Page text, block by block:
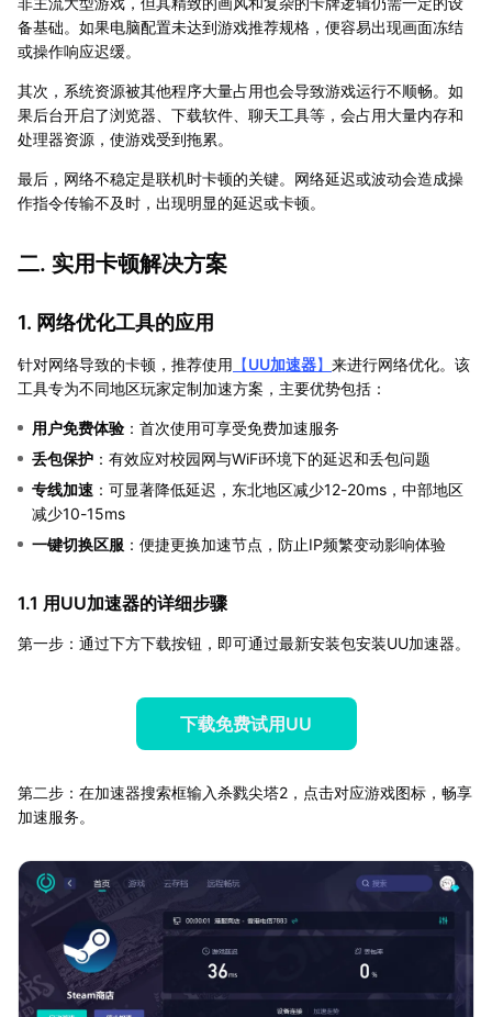
备基础。如果电脑配置未达到游戏推荐规格，便容易出现画面冻结
或操作响应迟缓。
其次，系统资源被其他程序大量占用也会导致游戏运行不顺畅。如
果后台开启了浏览器、下载软件、聊天工具等，会占用大量内存和
处理器资源，使游戏受到拖累。
最后，网络不稳定是联机时卡顿的关键。网络延迟或波动会造成操
作指令传输不及时，出现明显的延迟或卡顿。
二. 实用卡顿解决方案
1. 网络优化工具的应用
针对网络导致的卡顿，推荐使用 【UU加速器】 来进行网络优化。该
工具专为不同地区玩家定制加速方案，主要优势包括：
用户免费体验 ：首次使用可享受免费加速服务
丢包保护 ：有效应对校园网与WiFi环境下的延迟和丢包问题
专线加速 ：可显著降低延迟，东北地区减少12-20ms，中部地区
减少10-15ms
一键切换区服 ：便捷更换加速节点，防止IP频繁变动影响体验
1.1 用UU加速器的详细步骤
第一步：通过下方下载按钮，即可通过最新安装包安装UU加速器。
下载免费试用UU
第二步：在加速器搜索框输入杀戮尖塔2，点击对应游戏图标，畅享
加速服务。